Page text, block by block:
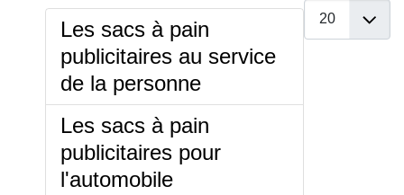
Afficher #
Les sacs à pain
publicitaires au service
de la personne
Les sacs à pain
publicitaires pour
l'automobile